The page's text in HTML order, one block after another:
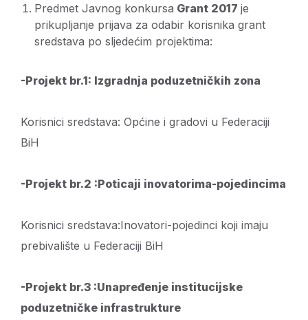
Predmet Javnog konkursa Grant 2017 je
prikupljanje prijava za odabir korisnika grant
sredstava po sljedećim projektima:
-Projekt br.1: Izgradnja poduzetničkih zona
Korisnici sredstava: Općine i gradovi u Federaciji
BiH
-Projekt br.2 :Poticaji inovatorima-pojedincima
Korisnici sredstava:Inovatori-pojedinci koji imaju
prebivalište u Federaciji BiH
-Projekt br.3 :Unapređenje institucijske
poduzetničke infrastrukture